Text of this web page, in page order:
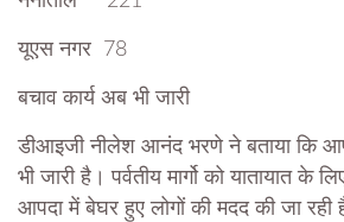
यूएस नगर 78
बचाव कार्य अब भी जारी
डीआइजी नीलेश आनंद भरणे ने बताया कि
भी जारी है। पर्वतीय मार्गो को यातायात के
आपदा में बेघर हुए लोगों की मदद की जा रही